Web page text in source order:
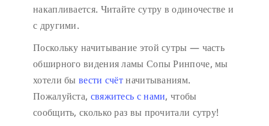
накапливается. Читайте сутру в одиночестве и
с другими.
Поскольку начитывание этой сутры — часть
обширного видения ламы Сопы Ринпоче, мы
хотели бы вести счётначитываниям.
Пожалуйста, свяжитесь с нами, чтобы
сообщить, сколько раз вы прочитали сутру!